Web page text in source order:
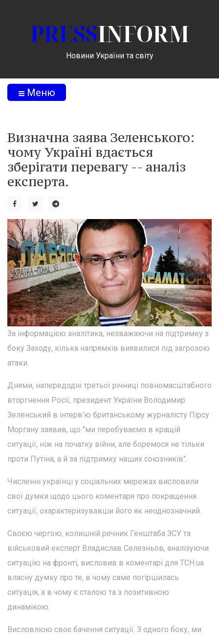
PRESSINFORM
Новини України та світу
Меню
Визначна заява Зеленського:
чому Україні вдається
зберігати перевагу -- аналіз
експерта.
За інформацією аналітика, незважаючи на підтримку з
боку Заходу, кілька напрямків виявилися під загрозою
атаки.
Днями, напередодні третьої річниці повномасштабного
вторгнення Росії, президент України Володимир
Зеленський в інтерв'ю британському журналісту Пірсу
Моргану заявив, що "ми перебуваємо в кращій
ситуації, ніж на початку війни, але боремося не тільки
проти Путіна, а й за підтримку наших союзників".
Численні українці у соціальних мережах висловили
свої думки щодо цього коментаря про покращення
ситуації, охарактеризувавши його як неоднозначний.
Своєю чергою, колишній речник Генштаба ЗСУ та
військовий експерт Владислав Селезньов, аналізуючи
ситуацію на фронті, висловив в коментарі для ТСН.ua
власну думку про те, в чому саме погіршилась
ситуація, а в чому є сталою та з позитивною
динамікою.
Висловлюю своє бачення ситуації. З одного боку, ми